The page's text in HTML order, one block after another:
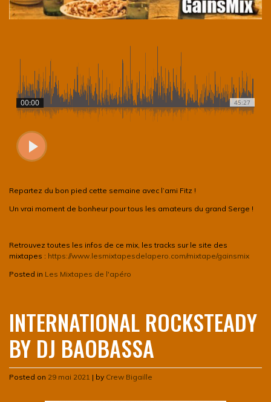
Repartez du bon pied cette semaine avec l’ami Fitz !
Un vrai moment de bonheur pour tous les amateurs du grand Serge !
Retrouvez toutes les infos de ce mix, les tracks sur le site des
mixtapes : https://www.lesmixtapesdelapero.com/mixtape/gainsmix
Posted in Les Mixtapes de l'apéro
INTERNATIONAL ROCKSTEADY
BY DJ BAOBASSA
Posted on 29 mai 2021 | by Crew Bigaille